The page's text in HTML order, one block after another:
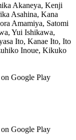
Akaneya, Kenji
Asahina, Kana
Amamiya, Satomi
Yui Ishikawa,
Ito, Kanae Ito, Ito
Inoue, Kikuko
Google Play
Google Play